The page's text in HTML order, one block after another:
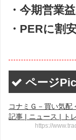
・今期営業
・PERに割
ページ
コナミＧ－買い気配
記事 | ニュース | ト
https://